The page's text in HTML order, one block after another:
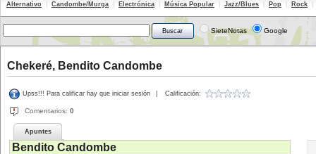
Alternativo Candombe/Murga Electrónica Música Popular Jazz/Blues Pop Rock
SieteNotas Google
Chekeré, Bendito Candombe
Upss!!! Para calificar hay que iniciar sesión Calificación:
Comentarios: 0
Apuntes
Bendito Candombe